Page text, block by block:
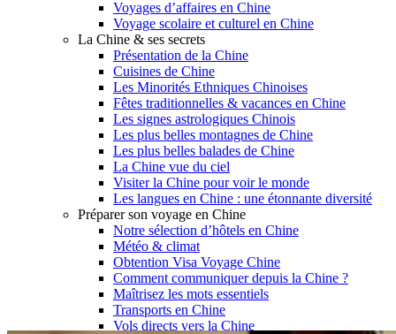
Voyages d’affaires en Chine
Voyage scolaire et culturel en Chine
La Chine & ses secrets
Présentation de la Chine
Cuisines de Chine
Les Minorités Ethniques Chinoises
Fêtes traditionnelles & vacances en Chine
Les signes astrologiques Chinois
Les plus belles montagnes de Chine
Les plus belles balades de Chine
La Chine vue du ciel
Visiter la Chine pour voir le monde
Les langues en Chine : une étonnante diversité
Préparer son voyage en Chine
Notre sélection d’hôtels en Chine
Météo & climat
Obtention Visa Voyage Chine
Comment communiquer depuis la Chine ?
Maîtrisez les mots essentiels
Transports en Chine
Vols directs vers la Chine